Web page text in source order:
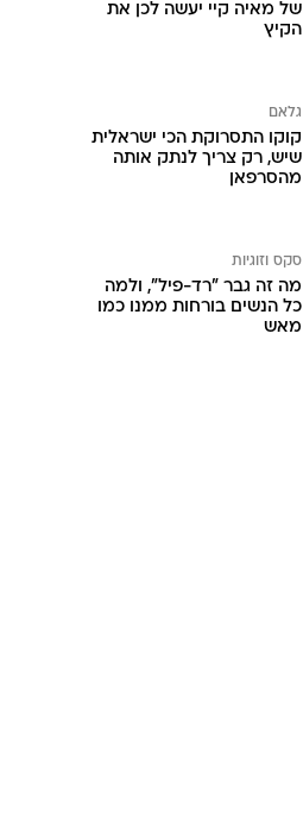
של מאיה קיי יעשה לכן את
הקיץ
גלאם
קוקו התסרוקת הכי ישראלית
שיש, רק צריך לנתק אותה
מהסרפאן
סקס וזוגיות
מה זה גבר "רד-פיל", ולמה
כל הנשים בורחות ממנו כמו
מאש